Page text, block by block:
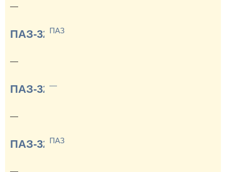
—
ПАЗ-3203
ПАЗ
—
ПАЗ-3204
—
—
ПАЗ-3205
ПАЗ